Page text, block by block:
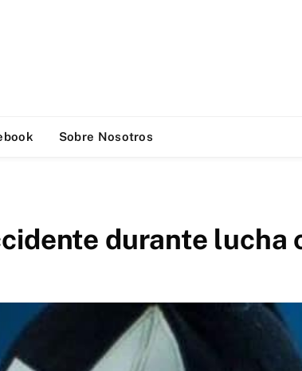
Sobre Nosotros
durante lucha